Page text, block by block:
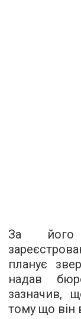
За його
планує
надав
зазначив,
тому що він